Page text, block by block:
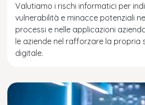
Valutiamo i rischi informatici per
vulnerabilità e minacce potenziali
processi e nelle applicazioni
le aziende nel rafforzare la propria
digitale.